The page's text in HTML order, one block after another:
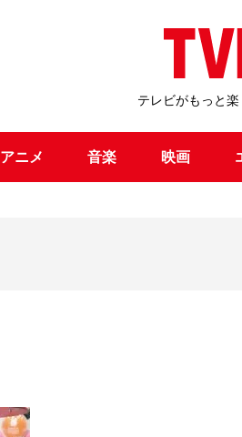
テレビがもっと
アニメ 音楽 映画